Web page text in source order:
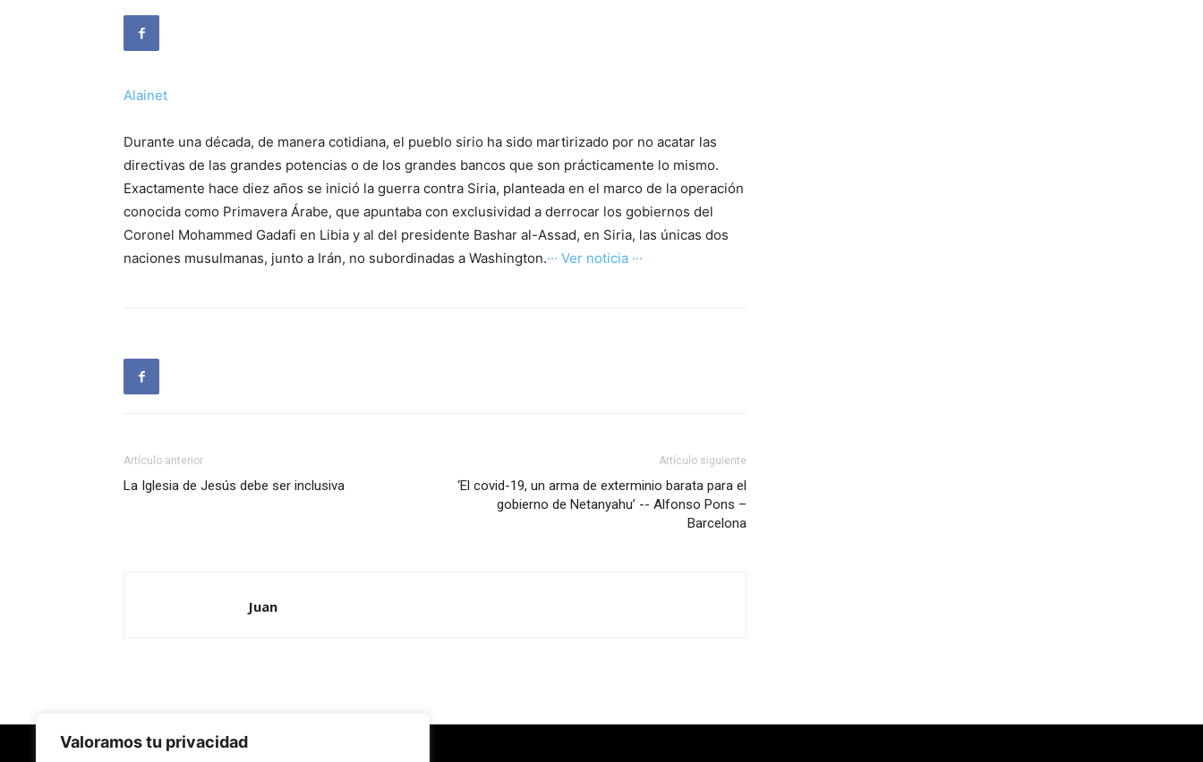
Valoramos tu privacidad
Alainet
Durante una década, de manera cotidiana, el pueblo sirio ha sido martirizado por no acatar las
directivas de las grandes potencias o de los grandes bancos que son prácticamente lo mismo.
Exactamente hace diez años se inició la guerra contra Siria, planteada en el marco de la operación
conocida como Primavera Árabe, que apuntaba con exclusividad a derrocar los gobiernos del
Coronel Mohammed Gadafi en Libia y al del presidente Bashar al-Assad, en Siria, las únicas dos
naciones musulmanas, junto a Irán, no subordinadas a Washington.··· Ver noticia ···
Artículo anterior
La Iglesia de Jesús debe ser inclusiva
Artículo siguiente
‘El covid-19, un arma de exterminio barata para el
gobierno de Netanyahu’ -- Alfonso Pons –
Barcelona
Juan